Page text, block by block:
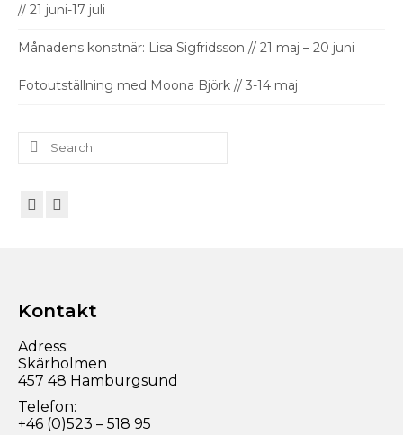
// 21 juni-17 juli
Månadens konstnär: Lisa Sigfridsson // 21 maj – 20 juni
Fotoutställning med Moona Björk // 3-14 maj
Search
for:
Kontakt
Adress:
Skärholmen
457 48 Hamburgsund
Telefon:
+46 (0)523 – 518 95